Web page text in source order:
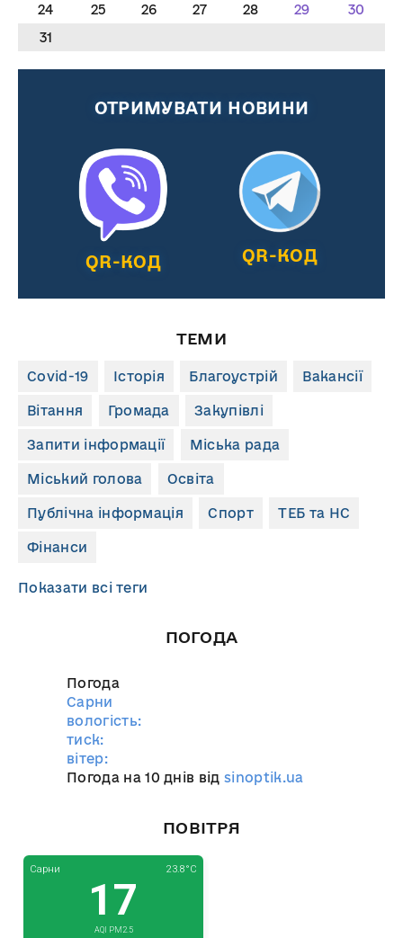
24
25 26 27 28 29
30
31
ОТРИМУВАТИ НОВИНИ
QR-КОД QR-КОД
ТЕМИ
Covid-19 Історія Благоустрій Вакансії
Вітання Громада Закупівлі
Запити інформації Міська рада
Міський голова Освіта
Публічна інформація Спорт ТЕБ та НС
Фінанси
Показати всі теги
ПОГОДА
Погода
Сарни
вологість:
тиск:
вітер:
Погода на 10 днів відsinoptik.ua
ПОВІТРЯ